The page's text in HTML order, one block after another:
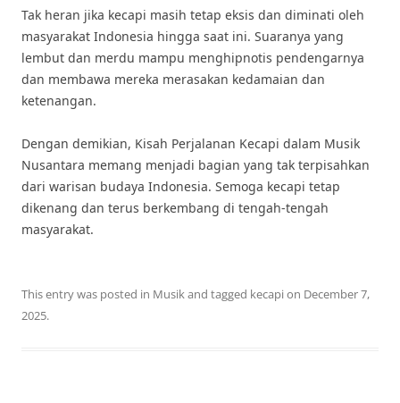
Tak heran jika kecapi masih tetap eksis dan diminati oleh
masyarakat Indonesia hingga saat ini. Suaranya yang
lembut dan merdu mampu menghipnotis pendengarnya
dan membawa mereka merasakan kedamaian dan
ketenangan.
Dengan demikian, Kisah Perjalanan Kecapi dalam Musik
Nusantara memang menjadi bagian yang tak terpisahkan
dari warisan budaya Indonesia. Semoga kecapi tetap
dikenang dan terus berkembang di tengah-tengah
masyarakat.
This entry was posted in Musikand tagged kecapion December 7,
2025.